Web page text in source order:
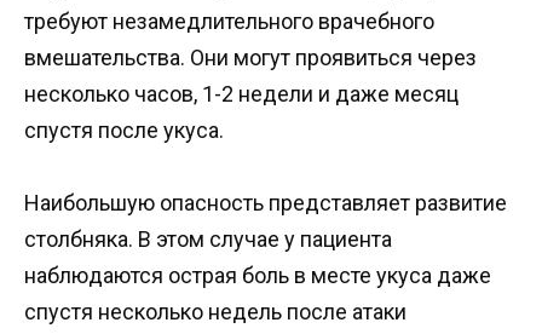
требуют незамедлительного врачебного
вмешательства. Они могут проявиться через
несколько часов, 1-2 недели и даже месяц
спустя после укуса.
Наибольшую опасность представляет развитие
столбняка. В этом случае у пациента
наблюдаются острая боль в месте укуса даже
спустя несколько недель после атаки